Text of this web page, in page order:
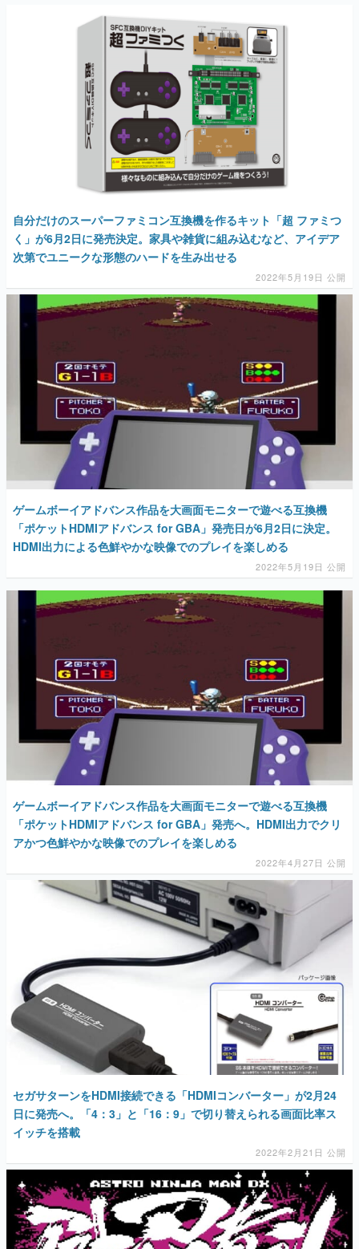
自分だけのスーパーファミコン互換機を作るキット「超 ファミつ
く」が6月2日に発売決定。家具や雑貨に組み込むなど、アイデア
次第でユニークな形態のハードを生み出せる
2022年5月19日 公開
ゲームボーイアドバンス作品を大画面モニターで遊べる互換機
「ポケットHDMIアドバンス for GBA」発売日が6月2日に決定。
HDMI出力による色鮮やかな映像でのプレイを楽しめる
2022年5月19日 公開
ゲームボーイアドバンス作品を大画面モニターで遊べる互換機
「ポケットHDMIアドバンス for GBA」発売へ。HDMI出力でクリ
アかつ色鮮やかな映像でのプレイを楽しめる
2022年4月27日 公開
セガサターンをHDMI接続できる「HDMIコンバーター」が2月24
日に発売へ。「4：3」と「16：9」で切り替えられる画面比率ス
イッチを搭載
2022年2月21日 公開